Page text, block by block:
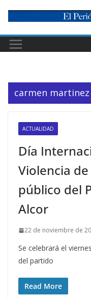
content
carmen martinez
ACTUALIDAD
Día
Violencia
público del
Alcor
22 de noviembre de
Se celebrará el
del partido
Read More